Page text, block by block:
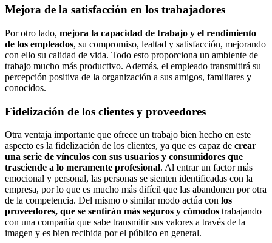
Mejora de la satisfacción en los trabajadores
Por otro lado, mejora la capacidad de trabajo y el rendimiento
de los empleados, su compromiso, lealtad y satisfacción, mejorando
con ello su calidad de vida. Todo esto proporciona un ambiente de
trabajo mucho más productivo. Además, el empleado transmitirá su
percepción positiva de la organización a sus amigos, familiares y
conocidos.
Fidelización de los clientes y proveedores
Otra ventaja importante que ofrece un trabajo bien hecho en este
aspecto es la fidelización de los clientes, ya que es capaz de crear
una serie de vínculos con sus usuarios y consumidores que
trasciende a lo meramente profesional. Al entrar un factor más
emocional y personal, las personas se sienten identificadas con la
empresa, por lo que es mucho más difícil que las abandonen por otra
de la competencia. Del mismo o similar modo actúa con los
proveedores, que se sentirán más seguros y cómodos trabajando
con una compañía que sabe transmitir sus valores a través de la
imagen y es bien recibida por el público en general.